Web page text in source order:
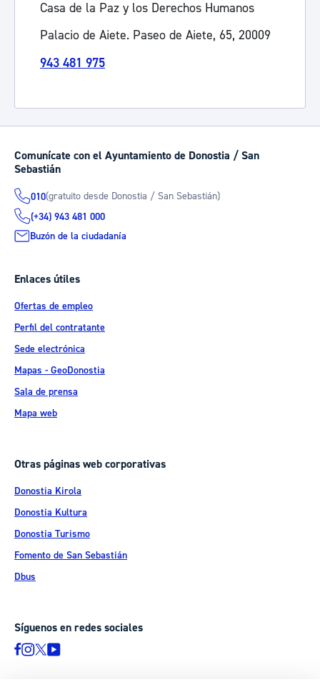
Casa de la Paz y los Derechos Humanos
Palacio de Aiete. Paseo de Aiete, 65, 20009
943 481 975
Comunícate con el Ayuntamiento de Donostia / San
Sebastián
010(gratuito desde Donostia / San Sebastián)
(+34) 943 481 000
Buzón de la ciudadanía
Enlaces útiles
Ofertas de empleo
Perfil del contratante
Sede electrónica
Mapas - GeoDonostia
Sala de prensa
Mapa web
Otras páginas web corporativas
Donostia Kirola
Donostia Kultura
Donostia Turismo
Fomento de San Sebastián
Dbus
Síguenos en redes sociales